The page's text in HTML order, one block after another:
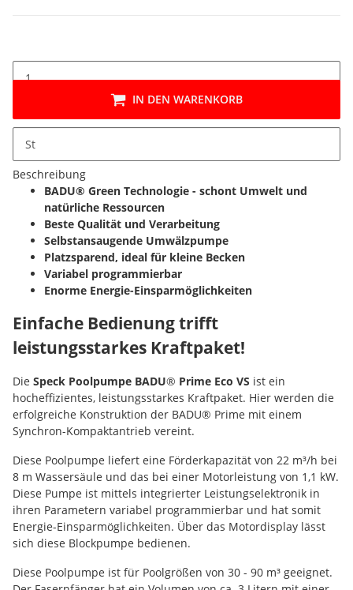
St
IN DEN WARENKORB
Beschreibung
BADU® Green Technologie - schont Umwelt und
natürliche Ressourcen
Beste Qualität und Verarbeitung
Selbstansaugende Umwälzpumpe
Platzsparend, ideal für kleine Becken
Variabel programmierbar
Enorme Energie-Einsparmöglichkeiten
Einfache Bedienung trifft
leistungsstarkes Kraftpaket!
Die Speck Poolpumpe BADU® Prime Eco VS ist ein
hocheffizientes, leistungsstarkes Kraftpaket. Hier werden die
erfolgreiche Konstruktion der BADU® Prime mit einem
Synchron-Kompaktantrieb vereint.
Diese Poolpumpe liefert eine Förderkapazität von 22 m³/h bei
8 m Wassersäule und das bei einer Motorleistung von 1,1 kW.
Diese Pumpe ist mittels integrierter Leistungselektronik in
ihren Parametern variabel programmierbar und hat somit
Energie-Einsparmöglichkeiten. Über das Motordisplay lässt
sich diese Blockpumpe bedienen.
Diese Poolpumpe ist für Poolgrößen von 30 - 90 m³ geeignet.